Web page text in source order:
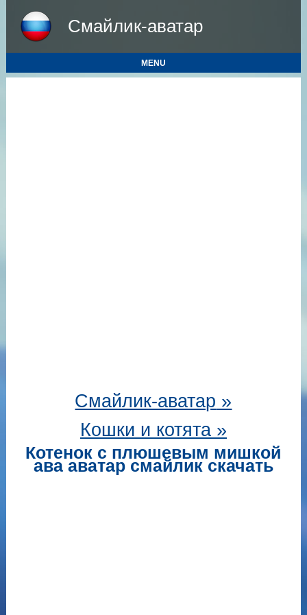
Смайлик-аватар
MENU
Смайлик-аватар »
Кошки и котята »
Котенок с плюшевым мишкой
ава аватар смайлик скачать